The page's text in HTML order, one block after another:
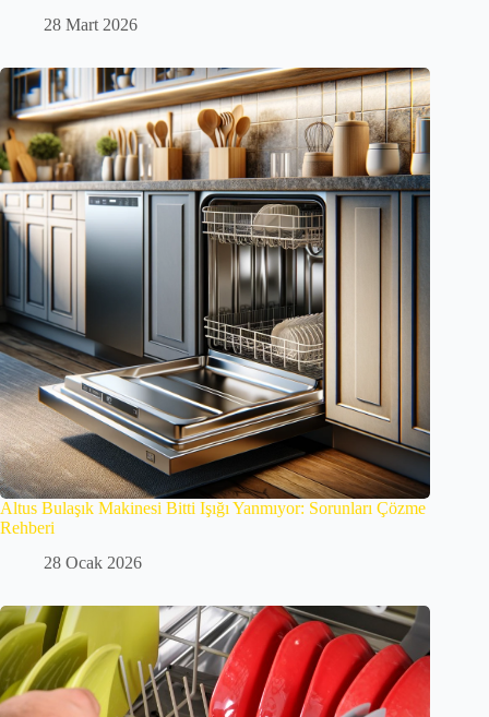
28 Mart 2026
Altus Bulaşık Makinesi Bitti Işığı Yanmıyor: Sorunları Çözme
Rehberi
28 Ocak 2026